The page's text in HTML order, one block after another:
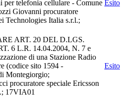
per telefonia cellulare - Comune
Giovanni procuratore
Technologies Italia s.r.l.;
Esito
ART. 20 DEL D.LGS.
6 L.R. 14.04.2004, N. 7 e
di una Stazione Radio
(codice sito 1594 -
Montegiorgio;
procuratore speciale Ericsson
17VIA01
Esito